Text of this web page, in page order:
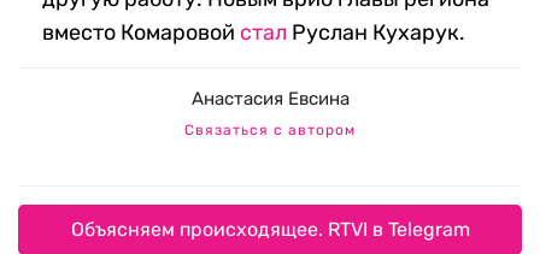
вместо Комаровой стал Руслан Кухарук.
Анастасия Евсина
Связаться с автором
Объясняем происходящее. RTVI в Telegram